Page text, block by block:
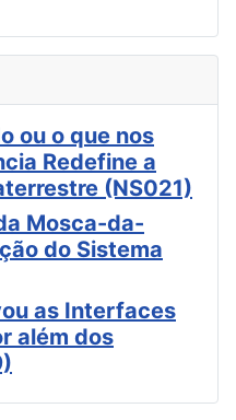
ou o que nos
Redefine a
(NS021)
Mosca-da-
do Sistema
as Interfaces
além dos